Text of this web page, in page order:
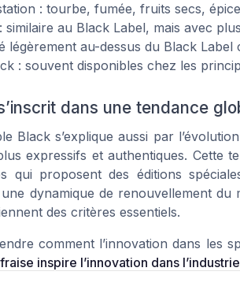
: tourbe, fumée, fruits secs,
similaire au Black Label, mais avec
légèrement au-dessus du Black Label
: souvent disponibles chez les
dans une tendance
Black s’explique aussi par
expressifs et authentiques. Cette
qui proposent des éditions
une dynamique de renouvellement
des critères essentiels.
comment l’innovation dans les
inspire l’innovation dans